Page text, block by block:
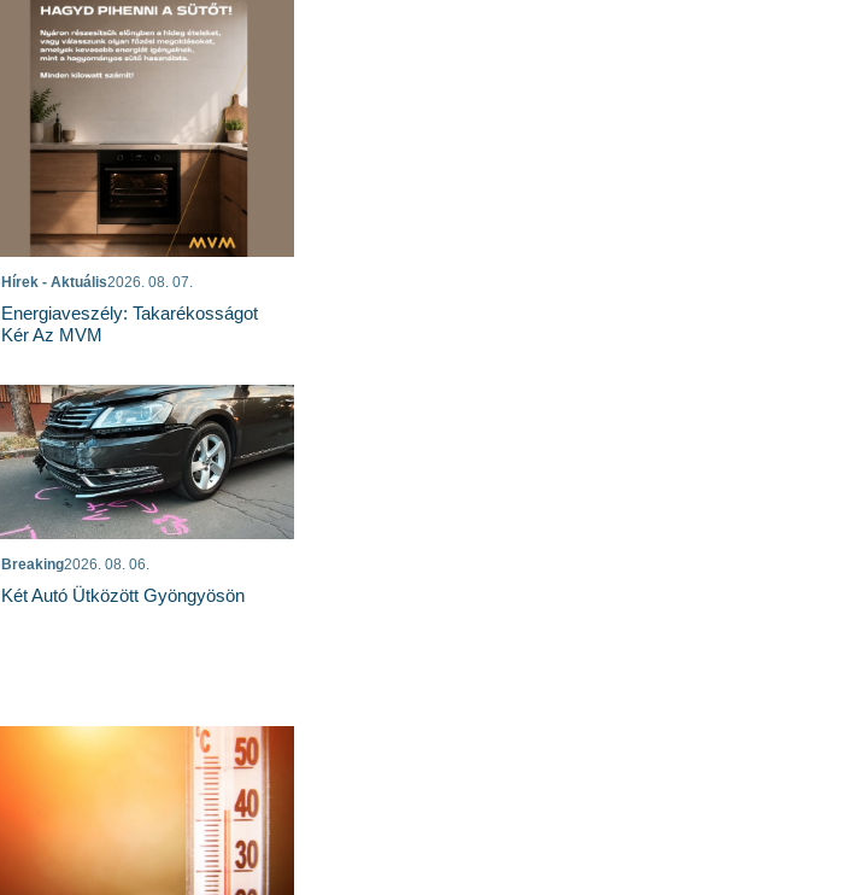
Hírek - Aktuális2026. 08. 07.
Energiaveszély: Takarékosságot
Kér Az MVM
Breaking2026. 08. 06.
Két Autó Ütközött Gyöngyösön